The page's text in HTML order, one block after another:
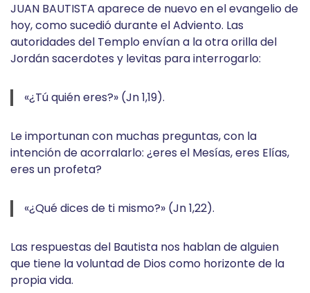
JUAN BAUTISTA aparece de nuevo en el evangelio de
hoy, como sucedió durante el Adviento. Las
autoridades del Templo envían a la otra orilla del
Jordán sacerdotes y levitas para interrogarlo:
«¿Tú quién eres?» (Jn 1,19).
Le importunan con muchas preguntas, con la
intención de acorralarlo: ¿eres el Mesías, eres Elías,
eres un profeta?
«¿Qué dices de ti mismo?» (Jn 1,22).
Las respuestas del Bautista nos hablan de alguien
que tiene la voluntad de Dios como horizonte de la
propia vida.